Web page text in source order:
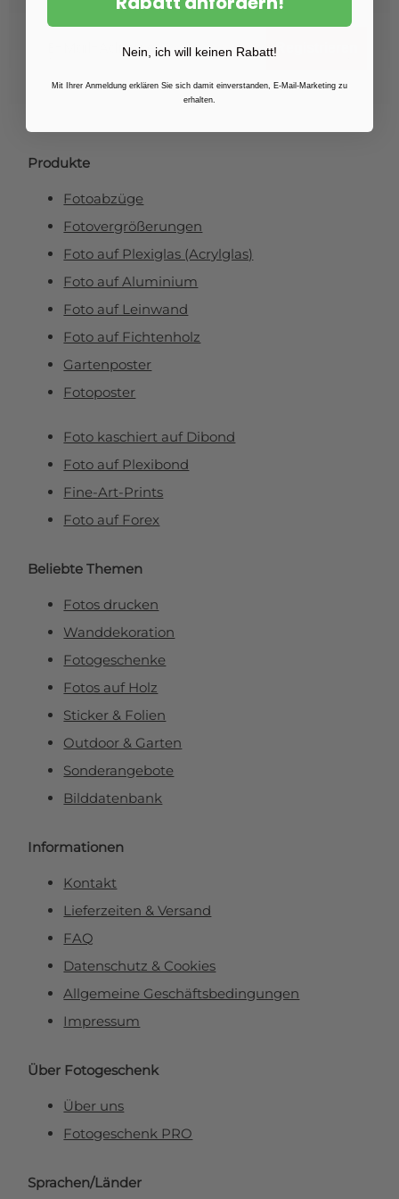
Registrieren
Produkte
Fotoabzüge
Fotovergrößerungen
Foto auf Plexiglas (Acrylglas)
Foto auf Aluminium
Foto auf Leinwand
Foto auf Fichtenholz
Gartenposter
Fotoposter
Foto kaschiert auf Dibond
Foto auf Plexibond
Fine-Art-Prints
Foto auf Forex
Beliebte Themen
Fotos drucken
Wanddekoration
Fotogeschenke
Fotos auf Holz
Sticker & Folien
Outdoor & Garten
Sonderangebote
Bilddatenbank
Informationen
Kontakt
Lieferzeiten & Versand
FAQ
Datenschutz & Cookies
Allgemeine Geschäftsbedingungen
Impressum
Über Fotogeschenk
Über uns
Fotogeschenk PRO
Sprachen/Länder
Nein, ich will keinen Rabatt!
Mit Ihrer Anmeldung erklären Sie sich damit einverstanden, E-Mail-Marketing zu
erhalten.